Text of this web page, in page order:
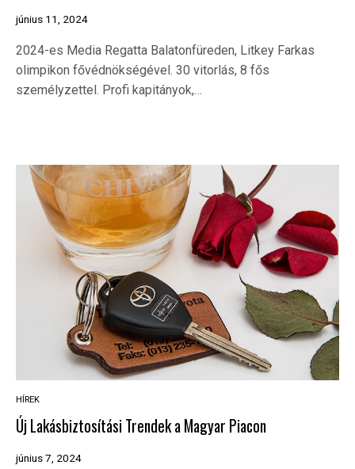
június 11, 2024
2024-es Media Regatta Balatonfüreden, Litkey Farkas
olimpikon fővédnökségével. 30 vitorlás, 8 fős
személyzettel. Profi kapitányok,…
HÍREK
Új Lakásbiztosítási Trendek a Magyar Piacon
június 7, 2024